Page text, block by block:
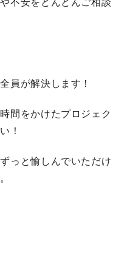
nattoku リノベ
タッフブログ
地情報
不安をどんどんご相談
員が解決します！
間をかけたプロジェク
！
っと愉しんでいただけ